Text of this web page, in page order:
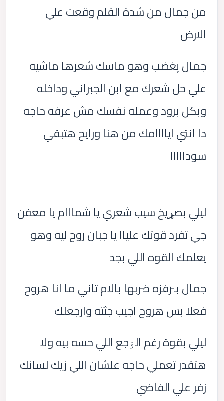
من جمال من شدة القلم وقعت علي
الارض
جمال پغضب وهو ماسك شعرها ماشيه
علي حل شعرك مع ابن الجبراني وداخله
وبكل برود وعمله نفسك مش عرفه حاجه
دا انتي اياااامك من هنا ورايح هتبقي
سودااااا
ليلي بصړيخ سيب شعري يا شمااام يا معفن
جي تفرد قوتك علياا يا جبان روح ليه وهو
يعلمك القوه اللي بجد
جمال بنرفزه ضربها بالام تاني ما انا هروح
فعلا بس هروح اجيب جثته وارجعلك
ليلي بقوة رغم الۏجع اللي حسه بيه ولا
هتقدر تعملي حاجه علشان اللي زيك لسانك
زفر علي الفاضي